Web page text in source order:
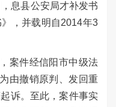
息县公安局才补发书
，并载明自2014年3
案件经信阳市中级法
由撤销原判、发回重
诉。至此，案件事实